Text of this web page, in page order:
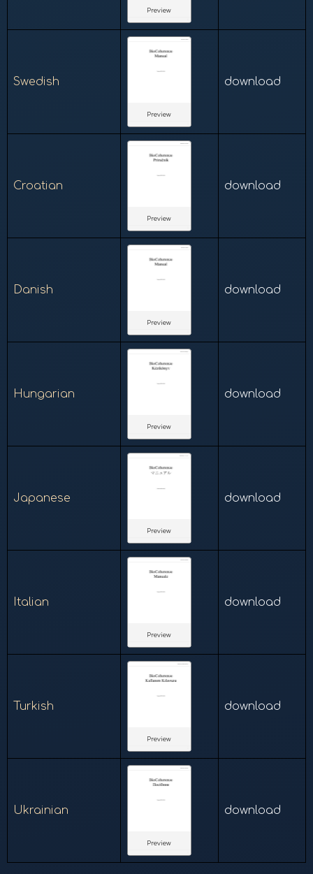
Preview
Swedish
Preview
download
Croatian
Preview
download
Danish
Preview
download
Hungarian
Preview
download
Japanese
Preview
download
Italian
Preview
download
Turkish
Preview
download
Ukrainian
Preview
download